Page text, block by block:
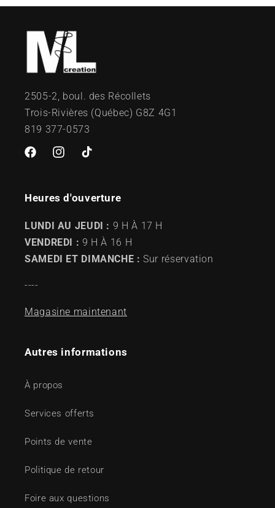
2505-2, boul. des Récollets
Trois-Rivières (Québec) G8Z 4G1
819 377-0573
FacebookInstagramTikTok
Heures d'ouverture
LUNDI AU JEUDI : 9 H À 17 H
VENDREDI : 9 H À 16 H
SAMEDI ET DIMANCHE : Sur réservation
----
Magasine maintenant
Autres informations
À propos
Services offerts
Points de vente
Politique de retour
Foire aux questions